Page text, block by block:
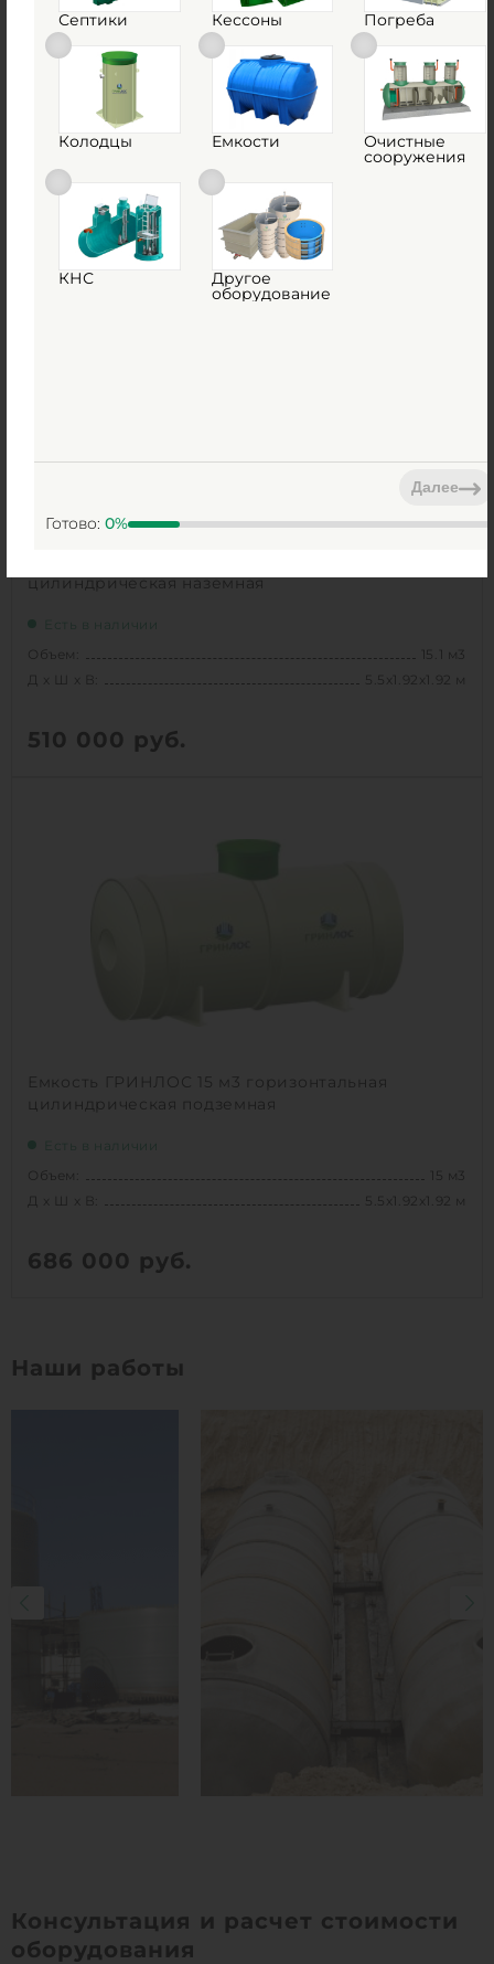
Емкость ГРИНЛОС 16 м3 горизонтальная
цилиндрическая подземная
Объем:
6х1.9х1.9 м
710 000руб.
цилиндрическая наземная
Есть в наличии
Объем:
15.1 м3
Д х Ш х В:
5.5х1.92х1.92 м
510 000 руб.
Емкость ГРИНЛОС 15 м3 горизонтальная
цилиндрическая подземная
Есть в наличии
Объем:
15 м3
Д х Ш х В:
5.5х1.92х1.92 м
Объем:
686 000 руб.
Наши работы
Консультация и расчет стоимости
оборудования
Септики Кессоны Погреба
Колодцы Емкости Очистные
сооружения
КНС Другое
оборудование
Готово: 0%
Далее